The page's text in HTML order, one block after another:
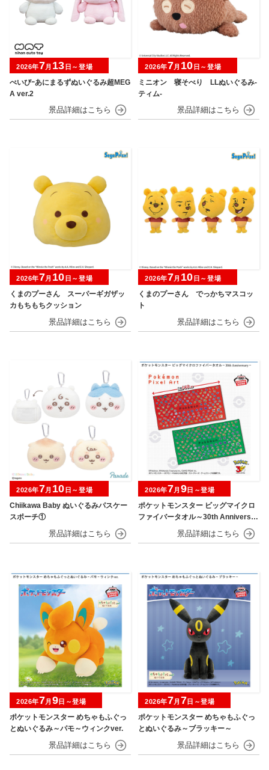
べいびｰあにまるずぬいぐるみ超MEG
A ver.2
2026年7月 13 日～登場
ミニオン 寝そべり LLぬいぐるみ‐
ティム‐
2026年7月 10 日～登場
くまのプーさん スーパーギガザッ
カもちもちクッション
2026年7月 10 日～登場
くまのプーさん でっかちマスコッ
ト
2026年7月 10 日～登場
Chiikawa Baby ぬいぐるみパスケー
スポーチ①
2026年7月 10 日～登場
ポケットモンスター ビッグマイクロ
ファイバータオル～30th Anniversar
2026年7月 9日～登場
ポケットモンスター めちゃもふぐっ
とぬいぐるみ～パモ～ウィンクver.
2026年7月 9 日～登場
ポケットモンスター めちゃもふぐっ
とぬいぐるみ～ブラッキー～
2026年7月 7 日～登場